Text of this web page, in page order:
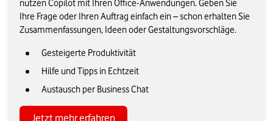
nutzen Copilot mit Ihren Office-Anwendungen. Geben Sie
Ihre Frage oder Ihren Auftrag einfach ein – schon erhalten Sie
Zusammenfassungen, Ideen oder Gestaltungsvorschläge.
Gesteigerte Produktivität
Hilfe und Tipps in Echtzeit
Austausch per Business Chat
Jetzt mehr erfahren